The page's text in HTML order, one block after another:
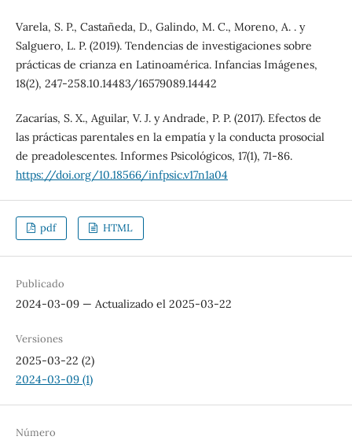
Varela, S. P., Castañeda, D., Galindo, M. C., Moreno, A. . y
Salguero, L. P. (2019). Tendencias de investigaciones sobre
prácticas de crianza en Latinoamérica. Infancias Imágenes,
18(2), 247-258.10.14483/16579089.14442
Zacarías, S. X., Aguilar, V. J. y Andrade, P. P. (2017). Efectos de
las prácticas parentales en la empatía y la conducta prosocial
de preadolescentes. Informes Psicológicos, 17(1), 71-86.
https://doi.org/10.18566/infpsic.v17n1a04
pdf HTML
Publicado
2024-03-09 — Actualizado el 2025-03-22
Versiones
2025-03-22 (2)
2024-03-09 (1)
Número